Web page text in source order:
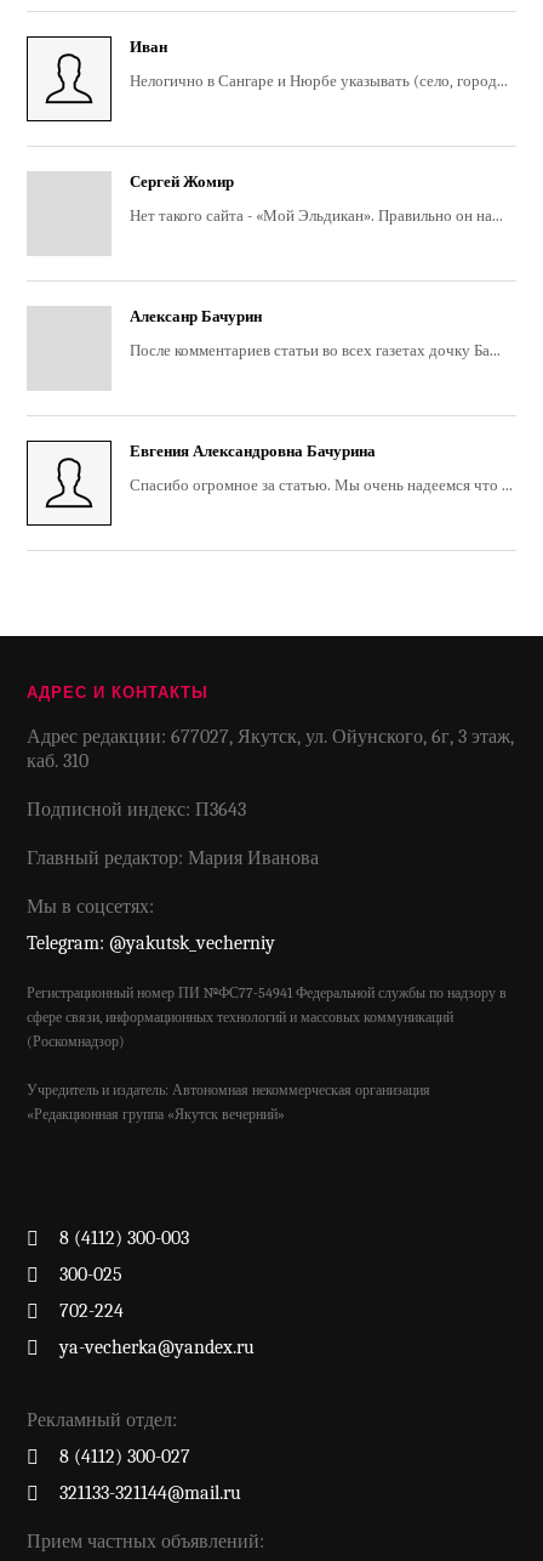
Иван
Нелогично в Сангаре и Нюрбе указывать (село, город...
Сергей Жомир
Нет такого сайта - «Мой Эльдикан». Правильно он на...
Алексанр Бачурин
После комментариев статьи во всех газетах дочку Ба...
Евгения Александровна Бачурина
Спасибо огромное за статью. Мы очень надеемся что ...
АДРЕС И КОНТАКТЫ
Адрес редакции: 677027, Якутск, ул. Ойунского, 6г, 3 этаж,
каб. 310
Подписной индекс: П3643
Главный редактор: Мария Иванова
Мы в соцсетях:
Telegram: @yakutsk_vecherniy
Регистрационный номер ПИ №ФС77-54941 Федеральной службы по надзору в
сфере связи, информационных технологий и массовых коммуникаций
(Роскомнадзор)
Учредитель и издатель: Автономная некоммерческая организация
«Редакционная группа «Якутск вечерний»
8 (4112) 300-003
300-025
702-224
ya-vecherka@yandex.ru
Рекламный отдел:
8 (4112) 300-027
321133-321144@mail.ru
Прием частных объявлений: